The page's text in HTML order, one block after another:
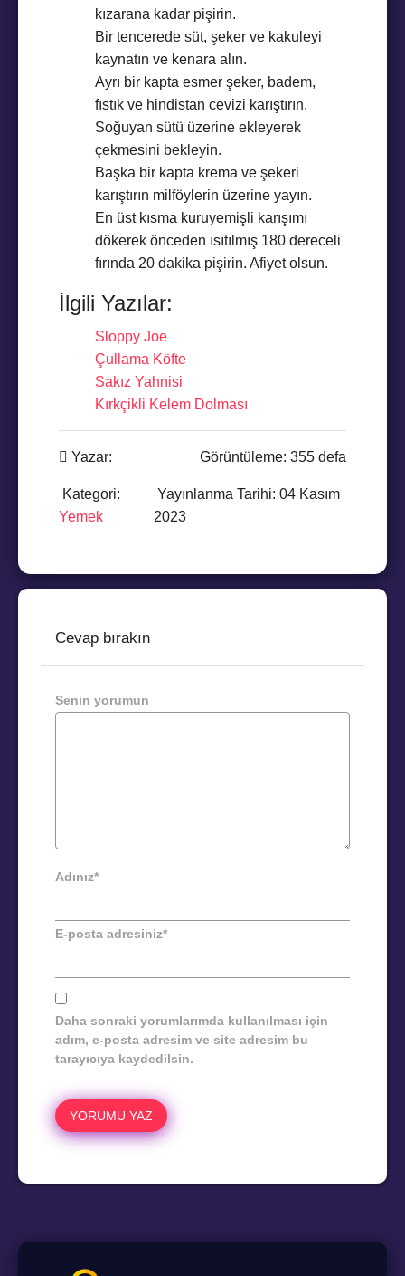
kızarana kadar pişirin.
Bir tencerede süt, şeker ve kakuleyi
kaynatın ve kenara alın.
Ayrı bir kapta esmer şeker, badem,
fıstık ve hindistan cevizi karıştırın.
Soğuyan sütü üzerine ekleyerek
çekmesini bekleyin.
Başka bir kapta krema ve şekeri
karıştırın milföylerin üzerine yayın.
En üst kısma kuruyemişli karışımı
dökerek önceden ısıtılmış 180 dereceli
fırında 20 dakika pişirin. Afiyet olsun.
İlgili Yazılar:
Sloppy Joe
Çullama Köfte
Sakız Yahnisi
Kırkçikli Kelem Dolması
Yazar: Görüntüleme: 355 defa
Kategori:
Yemek
Yayınlanma Tarihi: 04 Kasım
2023
Cevap bırakın
Senin yorumun
Adınız*
E-posta adresiniz*
Daha sonraki yorumlarımda kullanılması için
adım, e-posta adresim ve site adresim bu
tarayıcıya kaydedilsin.